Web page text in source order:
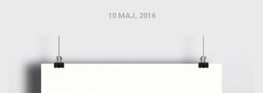
10 MAJ, 2016